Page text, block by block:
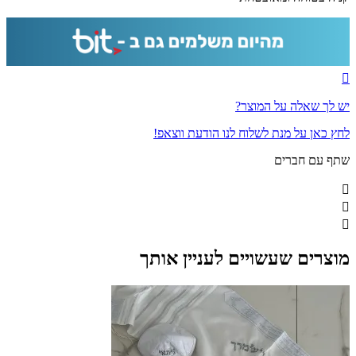
יש לך שאלה על המוצר?
לחץ כאן על מנת לשלוח לנו הודעת ווצאפ!
שתף עם חברים
מוצרים שעשויים לעניין אותך